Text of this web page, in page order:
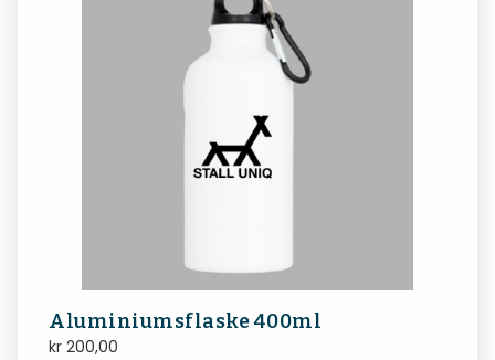
Aluminiumsflaske 400ml
kr 200,00